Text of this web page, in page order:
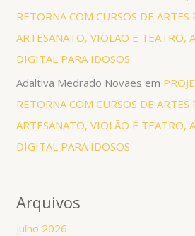
RETORNA COM CURSOS DE ARTES
ARTESANATO, VIOLÃO E TEATRO,
DIGITAL PARA IDOSOS
Adaltiva Medrado Novaes em
RETORNA COM CURSOS DE ARTES
ARTESANATO, VIOLÃO E TEATRO,
DIGITAL PARA IDOSOS
Arquivos
julho 2026